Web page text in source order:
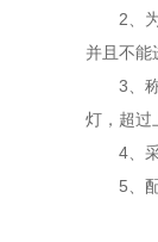
2、为
并且不能
3、称
灯，超过
4、采
5、配